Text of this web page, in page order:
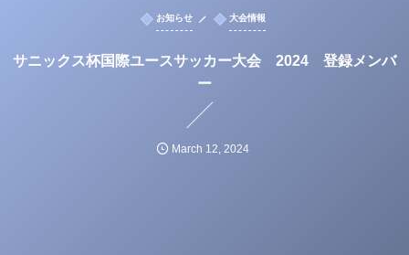
お知らせ 大会情報
サニックス杯国際ユースサッカー大会 2024 登録メンバ
ー
March 12, 2024